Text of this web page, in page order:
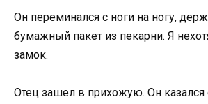
Он переминался с ноги на ногу,
бумажный пакет из пекарни. Я
замок.
Отец зашел в прихожую. Он